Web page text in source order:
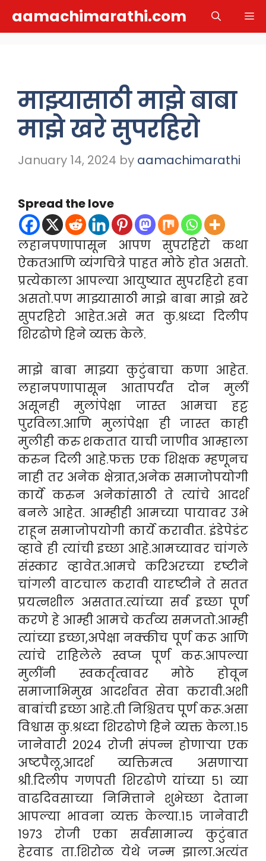
aamachimarathi.com
माझ्यासाठी माझे बाबा
माझे खरे सुपरहिरो
January 14, 2024 by aamachimarathi
Spread the love
लहानपणापासून आपण सुपरहिरो कथा
ऐकतआणि व्यंगचित्रे पाहत मोठे होत असतो.
प्रत्येकाला आपल्या आयुष्यात सुपरहिरो हवा
असतो.पण माझ्यासाठी माझे बाबा माझे खरे
सुपरहिरो आहेत.असे मत कु.श्रध्दा दिलीप
शिरढोणे हिने व्यक्त केले.
माझे बाबा माझ्या कुटुंबाचा कणा आहेत.
लहानपणापासून आतापर्यंत दोन मुलीं
असूनही मुलांपेक्षा जास्त आमचा हट्ट
पुरविला.आणि मुलांपेक्षा ही जास्त काही
मुलीही करु शकतात याची जाणीव आम्हाला
करुन दिली आहे.फक्त एक शिक्षक म्हणूनच
नाही तर अनेक क्षेत्रात,अनेक समाजोपयोगी
कार्ये करुन अनेकांसाठी ते त्यांचे आदर्श
बनले आहेत. आम्हीही आमच्या पायावर उभे
राहून समाजोपयोगी कार्ये करावीत. इंडेपेडंट
व्हावे ही त्यांची इच्छा आहे.आमच्यावर चांगले
संस्कार व्हावेत.आमचे करिअरच्या दृष्टीने
चांगली वाटचाल करावी यादृष्टीने ते सतत
प्रयत्नशील असतात.त्यांच्या सर्व इच्छा पूर्ण
करणे हे आम्ही आमचे कर्तव्य समजतो.आम्ही
त्यांच्या इच्छा,अपेक्षा नक्कीच पूर्ण करू आणि
त्यांचे राहिलेले स्वप्न पूर्ण करू.आपल्या
मुलींनी स्वकर्तृत्वावर मोठे होवून
समाजाभिमुख आदर्शवत सेवा करावी.अशी
बाबांची इच्छा आहे.ती निश्चितच पूर्ण करू.असा
विश्वास कु.श्रध्दा शिरढोणे हिने व्यक्त केला.१५
जानेवारी २०२४ रोजी संपन्न होणाऱ्या एक
अष्टपैलू,आदर्श व्यक्तिमत्व असणाऱ्या
श्री.दिलीप गणपती शिरढोणे यांच्या ५१ व्या
वाढदिवसाच्या निमित्ताने शुभेच्छा देताना
आपल्या भावना व्यक्त केल्या.१५ जानेवारी
१९७३ रोजी एका सर्वसामान्य कुटुंबात
हेरवाड ता.शिरोळ येथे जन्म झाला.अत्यंत